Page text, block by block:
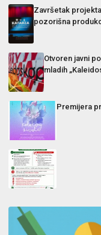
Završetak
pozorišna
Otvoren javni
mladih
Premijera